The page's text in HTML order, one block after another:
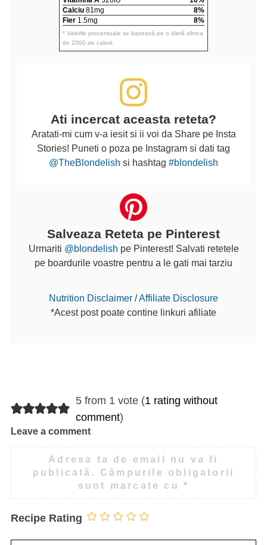
Calciu 81mg
8%
Fier 1.5mg 8%
* Valorile procentuale se bazează pe o dietă zilnica
de 2000 de calorii.
Ati incercat aceasta reteta?
Aratati-mi cum v-a iesit si ii voi da Share pe Insta
Stories! Puneti o poza pe Instagram si dati tag
@TheBlondelish si hashtag #blondelish
Salveaza Reteta pe Pinterest
Urmariti @blondelish pe Pinterest! Salvati retetele
pe boardurile voastre pentru a le gati mai tarziu
Nutrition Disclaimer /Affiliate Disclosure
*Acest post poate contine linkuri afiliate
5 from 1 vote (1 rating without
comment)
Leave a comment
Adresa ta de email nu va fi
publicată.
Câmpurile obligatorii
sunt marcate cu *
Recipe Rating